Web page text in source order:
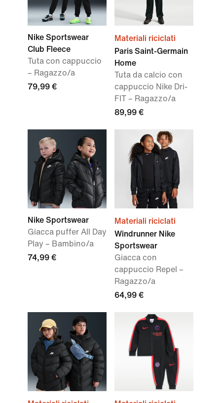
Nike Sportswear
Club Fleece
Tuta con cappuccio
– Ragazzo/a
79,99 €
Materiali riciclati
Paris Saint-Germain
Home
Tuta da calcio con
cappuccio Nike Dri-
FIT – Ragazzo/a
89,99 €
Nike Sportswear
Giacca puffer All Day
Play – Bambino/a
74,99 €
Materiali riciclati
Windrunner Nike
Sportswear
Giacca con
cappuccio Repel –
Ragazzo/a
64,99 €